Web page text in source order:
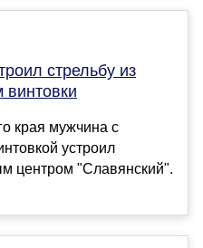
стрельбу из
винтовки
края мужчина с
устроил
центром "Славянский".